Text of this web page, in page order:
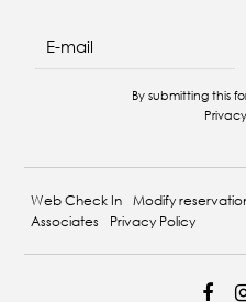
By submitting this
Web Check In Modify
Associates
Privacy Policy